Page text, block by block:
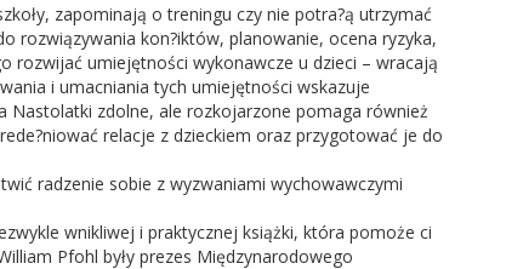
zapominają o treningu czy nie potra?ą utrzymać
rozwiązywania kon?iktów, planowanie, ocena ryzyka,
rozwijać umiejętności wykonawcze u dzieci – wracają
i umacniania tych umiejętności wskazuje
Nastolatki zdolne, ale rozkojarzone pomaga również
relacje z dzieckiem oraz przygotować je do
radzenie sobie z wyzwaniami wychowawczymi
wnikliwej i praktycznej książki, która pomoże ci
Pfohl były prezes Międzynarodowego